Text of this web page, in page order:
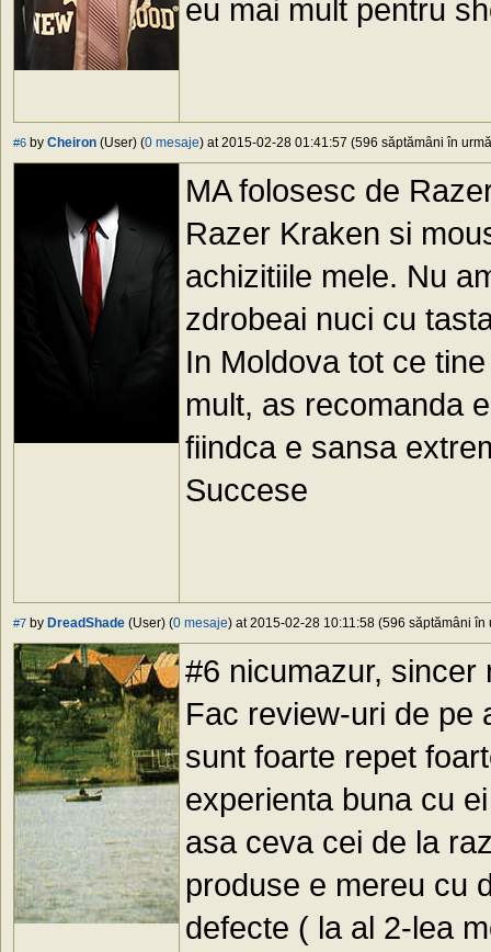
eu mai mult pentru
#6 by Cheiron (User) (0 mesaje) at 2015-02-28 01:41:57 (596 săptămâni în
MA folosesc de
Razer Kraken si
achizitiile mele. Nu
zdrobeai nuci cu
In Moldova tot ce
mult, as recomanda
fiindca e sansa
Succese
#7 by DreadShade (User) (0 mesaje) at 2015-02-28 10:11:58 (596 săptămâni în
#6 nicumazur,
Fac review-uri de pe
sunt foarte repet
experienta buna cu
asa ceva cei de la
produse e mereu cu
defecte ( la al 2-lea